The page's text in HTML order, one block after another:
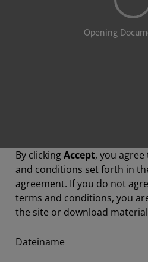
By clickingAccept, you
and conditions set forth in
agreement. If you do not
terms and conditions, you
the site or download
Dateiname